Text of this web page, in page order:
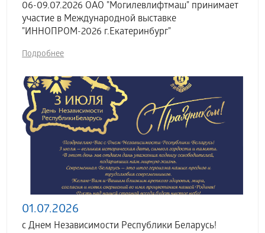
06-09.07.2026 ОАО "Могилевлифтмаш" принимает
участие в Международной выставке
"ИННОПРОМ-2026 г.Екатеринбург"
Подробнее
01.07.2026
с Днем Независимости Республики Беларусь!